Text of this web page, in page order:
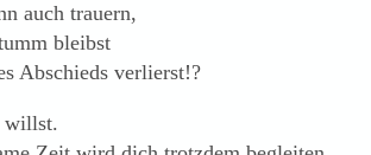
auch trauern,
bleibst
Abschieds verlierst!?
willst.